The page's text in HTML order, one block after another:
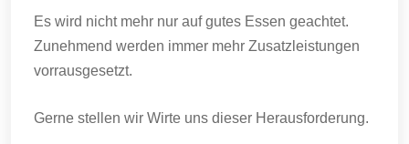
Es wird nicht mehr nur auf gutes Essen geachtet.
Zunehmend werden immer mehr Zusatzleistungen
vorrausgesetzt.
Gerne stellen wir Wirte uns dieser Herausforderung.